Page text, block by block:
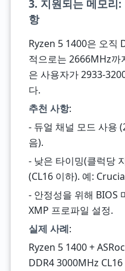
3. 지원되는 메모리
항
Ryzen 5 1400은 오직
적으로는 2666MHz까
은 사용자가 2933-
다.
추천 사항:
- 듀얼 채널 모드 사용
음).
- 낮은 타이밍(클럭당
(CL16 이하). 예:
- 안정성을 위해 BIOS
XMP 프로파일 설정.
실제 사례:
Ryzen 5 1400 +
DDR4 3000MHz